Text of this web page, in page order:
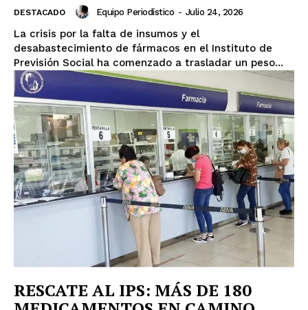
DESTACADO Equipo Periodístico - Julio 24, 2026
La crisis por la falta de insumos y el
desabastecimiento de fármacos en el Instituto de
Previsión Social ha comenzado a trasladar un peso...
RESCATE AL IPS: MÁS DE 180